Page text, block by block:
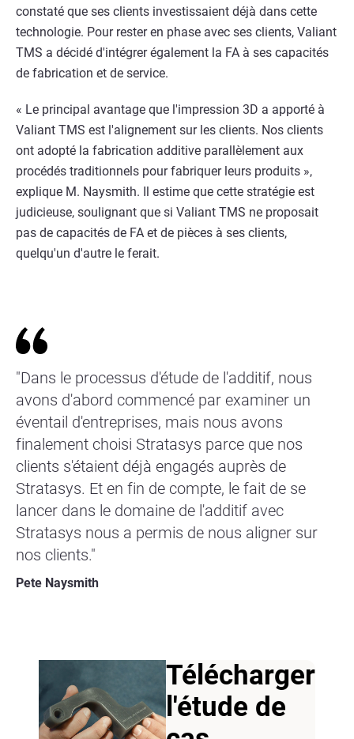
Télécharger
l'étude de
constaté que ses clients investissaient déjà dans cette
technologie. Pour rester en phase avec ses clients, Valiant
TMS a décidé d'intégrer également la FA à ses capacités
de fabrication et de service.
« Le principal avantage que l'impression 3D a apporté à
Valiant TMS est l'alignement sur les clients. Nos clients
ont adopté la fabrication additive parallèlement aux
procédés traditionnels pour fabriquer leurs produits »,
explique M. Naysmith. Il estime que cette stratégie est
judicieuse, soulignant que si Valiant TMS ne proposait
pas de capacités de FA et de pièces à ses clients,
quelqu'un d'autre le ferait.
"Dans le processus d'étude de l'additif, nous
avons d'abord commencé par examiner un
éventail d'entreprises, mais nous avons
finalement choisi Stratasys parce que nos
clients s'étaient déjà engagés auprès de
Stratasys. Et en fin de compte, le fait de se
lancer dans le domaine de l'additif avec
Stratasys nous a permis de nous aligner sur
nos clients."
Pete Naysmith